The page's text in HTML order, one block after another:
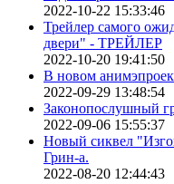
2022-10-22 15:33:46
Трейлер самого
двери" - ТРЕЙЛЕР
2022-10-20 19:41:50
В новом
2022-09-29 13:48:54
Законопослушный
2022-09-06 15:55:37
Новый сиквел
Грин-а.
2022-08-20 12:44:43